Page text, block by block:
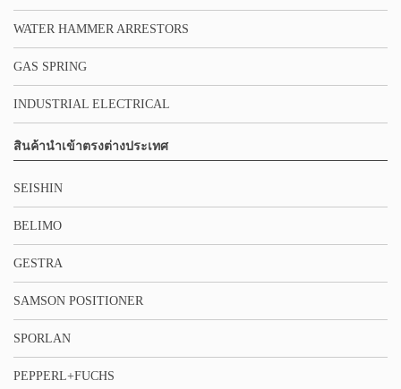
WATER HAMMER ARRESTORS
GAS SPRING
INDUSTRIAL ELECTRICAL
สินค้านำเข้าตรงต่างประเทศ
SEISHIN
BELIMO
GESTRA
SAMSON POSITIONER
SPORLAN
PEPPERL+FUCHS